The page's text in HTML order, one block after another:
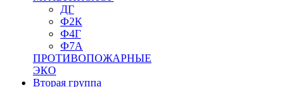
ДГ
Ф2К
Ф4Г
Ф7А
ПРОТИВОПОЖАРНЫЕ
ЭКО
Вторая группа